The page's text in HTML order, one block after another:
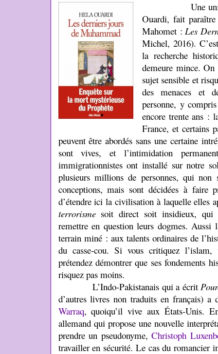
Une
Ouardi, fait
Mahomet :Les
Michel, 2016).
la recherche
demeure mince.
sujet sensible et
des menaces et
personne, y
encore trente ans :
France, et certains
peuvent être abordés sans une certaine
sont vives, et l’intimidation
immigrationnistes ont installé sur notre
plusieurs millions de personnes, qui non
conceptions, mais sont décidées à faire
d’étendre ici la civilisation à laquelle elles
terrorismesoit direct soit insidieux, qui
remettre en question leurs dogmes. Aussi
terrain miné : aux talents ordinaires de
du casse-cou. Si vous critiquez
prétendez démontrer que ses fondements
risquez pas moins.
L’Indo-Pakistanais qui a écrit
d’autres livres non traduits en français) a
Warraq, quoiqu’il vive aux États-Unis.
allemand qui propose une nouvelle
prendre un pseudonyme, Christoph
travailler en sécurité. Le cas du romancier